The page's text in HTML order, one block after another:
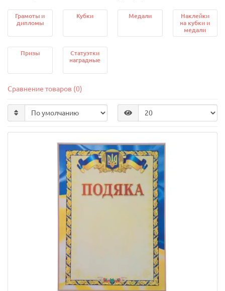
Грамоты и
дипломы
Кубки Медали
Наклейки
на кубки и
медали
Призы
Статуэтки
наградные
Сравнение товаров (0)